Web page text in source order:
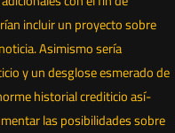
incluir un proyecto sobre
Asimismo serí­a
y un desglose esmerado de
historial crediticio así­
las posibilidades sobre